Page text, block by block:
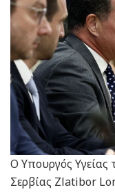
Ο Υπουργός Υγείας
Σερβίας Zlatibor